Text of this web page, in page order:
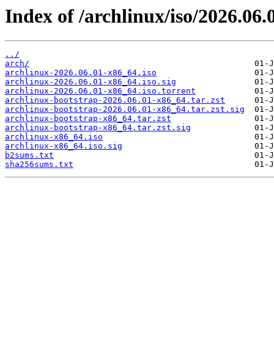
Index of /archlinux/iso/
../
arch/
archlinux-2026.06.01-x86_64.iso
archlinux-2026.06.01-x86_64.iso.sig
archlinux-2026.06.01-x86_64.iso.torrent
archlinux-bootstrap-2026.06.01-x86_64.tar.zst
archlinux-bootstrap-2026.06.01-x86_64.tar.zst.sig
archlinux-bootstrap-x86_64.tar.zst
archlinux-bootstrap-x86_64.tar.zst.sig
archlinux-x86_64.iso
archlinux-x86_64.iso.sig
b2sums.txt
sha256sums.txt